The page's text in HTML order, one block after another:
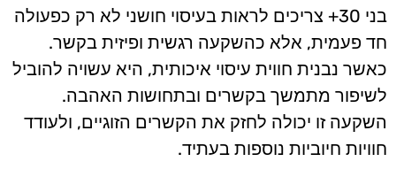
בני 30+ צריכים לראות בעיסוי חושני לא רק כפעולה
חד פעמית, אלא כהשקעה רגשית ופיזית בקשר.
כאשר נבנית חווית עיסוי איכותית, היא עשויה להוביל
לשיפור מתמשך בקשרים ובתחושות האהבה.
השקעה זו יכולה לחזק את הקשרים הזוגיים, ולעודד
חוויות חיוביות נוספות בעתיד.